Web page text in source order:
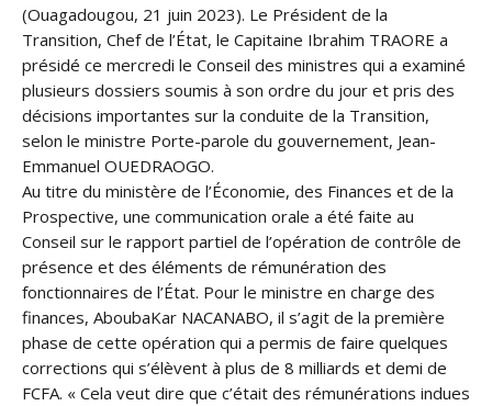
(Ouagadougou, 21 juin 2023). Le Président de la
Transition, Chef de l’État, le Capitaine Ibrahim TRAORE a
présidé ce mercredi le Conseil des ministres qui a examiné
plusieurs dossiers soumis à son ordre du jour et pris des
décisions importantes sur la conduite de la Transition,
selon le ministre Porte-parole du gouvernement, Jean-
Emmanuel OUEDRAOGO.
Au titre du ministère de l’Économie, des Finances et de la
Prospective, une communication orale a été faite au
Conseil sur le rapport partiel de l’opération de contrôle de
présence et des éléments de rémunération des
fonctionnaires de l’État. Pour le ministre en charge des
finances, AboubaKar NACANABO, il s’agit de la première
phase de cette opération qui a permis de faire quelques
corrections qui s’élèvent à plus de 8 milliards et demi de
FCFA. « Cela veut dire que c’était des rémunérations indues